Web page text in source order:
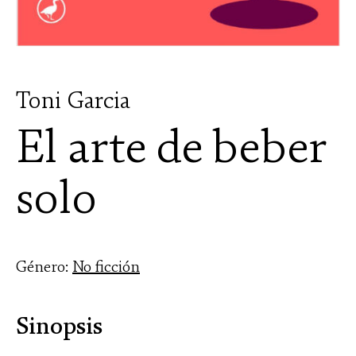
Toni Garcia
El arte de beber
solo
Género: No ficción
Sinopsis